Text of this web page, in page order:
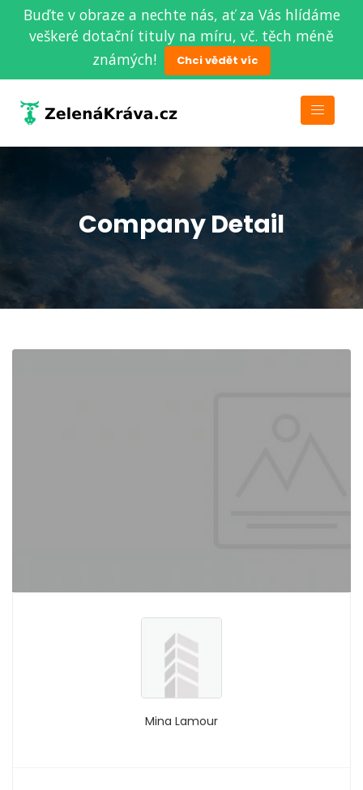
Buďte v obraze a nechte nás, ať za Vás hlídáme
veškeré dotační tituly na míru, vč. těch méně
známých!
Chci vědět víc
Company Detail
Mina Lamour